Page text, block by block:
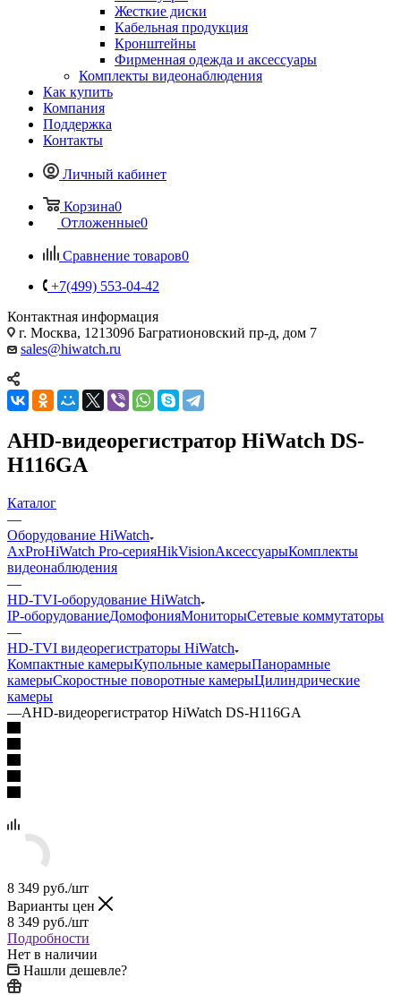
Жесткие диски
Кабельная продукция
Кронштейны
Фирменная одежда и аксессуары
Комплекты видеонаблюдения
Как купить
Компания
Поддержка
Контакты
Личный кабинет
Корзина0
Отложенные0
Сравнение товаров0
+7(499) 553-04-42
Контактная информация
г. Москва, 121309б Багратионовский пр-д, дом 7
sales@hiwatch.ru
AHD-видеорегистратор HiWatch DS-
H116GA
Каталог
—
Оборудование HiWatch
AxProHiWatch Pro-серияHikVisionАксессуарыКомплекты
видеонаблюдения
—
HD-TVI-оборудование HiWatch
IP-оборудованиеДомофонияМониторыСетевые коммутаторы
—
HD-TVI видеорегистраторы HiWatch
Компактные камерыКупольные камерыПанорамные
камерыСкоростные поворотные камерыЦилиндрические
камеры
—AHD-видеорегистратор HiWatch DS-H116GA
8 349 руб./шт
Варианты цен
8 349 руб./шт
Подробности
Нет в наличии
Нашли дешевле?